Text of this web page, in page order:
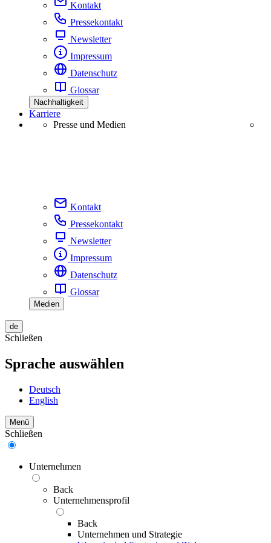
Kontakt
Pressekontakt
Newsletter
Impressum
Datenschutz
Glossar
Nachhaltigkeit
Karriere
Presse und Medien
Kontakt
Pressekontakt
Newsletter
Impressum
Datenschutz
Glossar
Medien
de
Schließen
Sprache auswählen
Deutsch
English
Menü
Schließen
Unternehmen
Back
Unternehmensprofil
Back
Unternehmen und Strategie